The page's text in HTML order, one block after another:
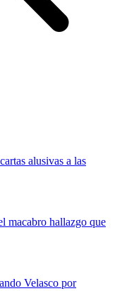
alusivas a las
macabro hallazgo que
Velasco por